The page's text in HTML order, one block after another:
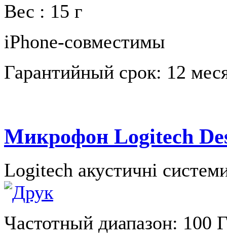
Вес : 15 г
iPhone-совместимы
Гарантийный срок: 12
Микрофон Logitech
Logitech акустичні
Частотный диапазон: 100